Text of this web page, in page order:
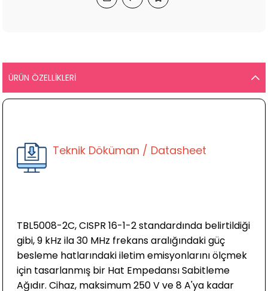
ÜRÜN ÖZELLIKLERI
Teknik Döküman / Datasheet
TBL5008-2C, CISPR 16-1-2 standardında belirtildiği
gibi, 9 kHz ila 30 MHz frekans aralığındaki güç
besleme hatlarındaki iletim emisyonlarını ölçmek
için tasarlanmış bir Hat Empedansı Sabitleme
Ağıdır. Cihaz, maksimum 250 V ve 8 A'ya kadar